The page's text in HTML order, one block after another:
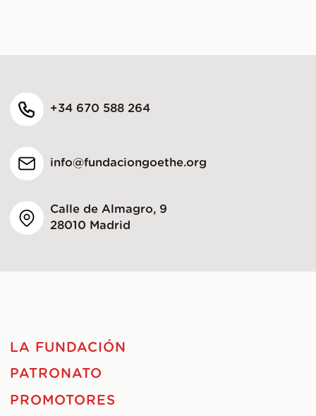
+34 670 588 264
info@fundaciongoethe.org
Calle de Almagro, 9
28010 Madrid
LA FUNDACIÓN
PATRONATO
PROMOTORES